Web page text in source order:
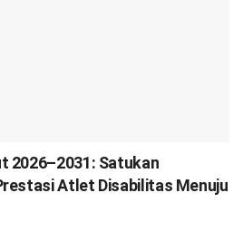
2026–2031: Satukan
Atlet Disabilitas Menuju